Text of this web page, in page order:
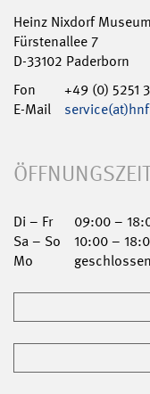
Heinz Nixdorf
Fürstenallee 7
D-33102 Paderborn
Fon
+49 (0) 5251
E-Mail
Di – Fr
09:00 –
Sa – So
10:00 –
Mo
geschlossen